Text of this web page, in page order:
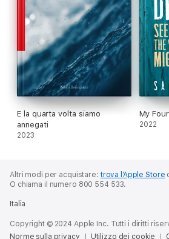
E la quarta volta siamo
annegati
2023
My
2022
Altri modi per acquistare:trova l’Apple Store
O chiama il numero 800 554 533.
Italia
Copyright © 2024 Apple Inc. Tutti i diritti
Norme sulla privacy
Utilizzo dei cookie